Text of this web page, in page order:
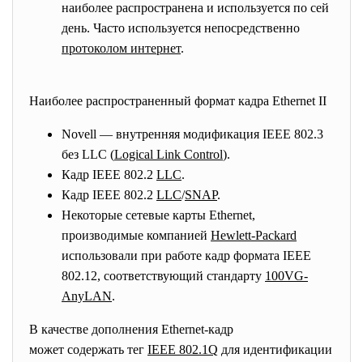
наиболее распространена и используется по сей
день. Часто используется непосредственно
протоколом интернет.
Наиболее распространенный формат кадра Ethernet II
Novell — внутренняя модификация IEEE 802.3
без LLC (Logical Link Control).
Кадр IEEE 802.2 LLC.
Кадр IEEE 802.2 LLC/SNAP.
Некоторые сетевые карты Ethernet,
производимые компанией Hewlett-Packard
использовали при работе кадр формата IEEE
802.12, соответствующий стандарту 100VG-
AnyLAN.
В качестве дополнения Ethernet-кадр
может содержать тег IEEE 802.1Q для идентификации